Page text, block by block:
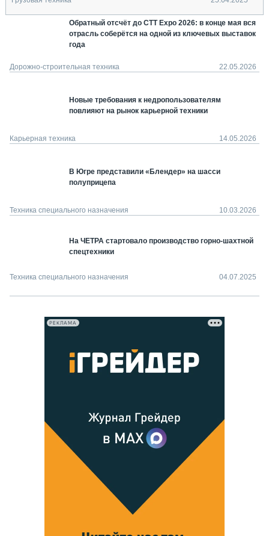
Обратный отсчёт до CTT Expo 2026: в конце мая вся
отрасль соберётся на одной из ключевых выставок
года
Дорожно-строительная техника 22.05.2026
Новые требования к недропользователям
повлияют на рынок карьерной техники
Карьерная техника 14.05.2026
В Югре представили «Блендер» на шасси
полуприцепа
Техника специального назначения 10.03.2026
На ЧЕТРА стартовало производство горно-шахтной
спецтехники
Техника специального назначения 04.07.2025
РЕКЛАМА